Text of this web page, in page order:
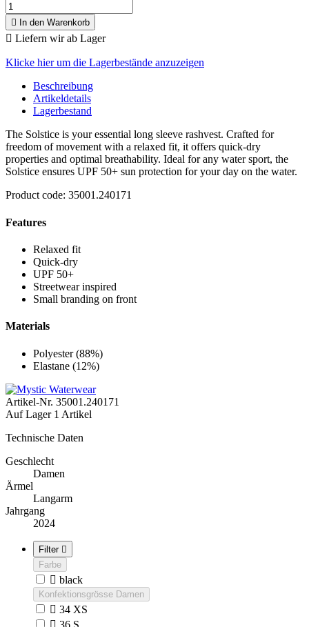
 In den Warenkorb
 Liefern wir ab Lager
Klicke hier um die Lagerbestände anzuzeigen
Beschreibung
Artikeldetails
Lagerbestand
The Solstice is your essential long sleeve rashvest. Crafted for
freedom of movement with a relaxed fit, it offers quick-dry
properties and optimal breathability. Ideal for any water sport, the
Solstice ensures UPF 50+ sun protection for your day on the water.
Product code: 35001.240171
Features
Relaxed fit
Quick-dry
UPF 50+
Streetwear inspired
Small branding on front
Materials
Polyester (88%)
Elastane (12%)
Artikel-Nr. 35001.240171
Auf Lager 1 Artikel
Technische Daten
Geschlecht
Damen
Ärmel
Langarm
Jahrgang
2024
Filter 
Farbe
 black
Konfektionsgrösse Damen
 34 XS
 36 S